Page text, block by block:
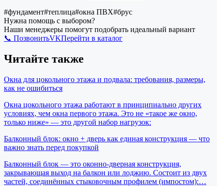
#фундамент#теплица#окна ПВХ#брус
Нужна помощь с выбором?
Наши менеджеры помогут подобрать идеальный вариант
📞 ПозвонитьVKПерейти в каталог
Читайте также
Окна для цокольного этажа и подвала: требования, размеры,
как не ошибиться
Окна цокольного этажа работают в принципиально других
условиях, чем окна первого этажа. Это не «такое же окно,
только ниже» — это другой набор нагрузок:
Балконный блок: окно + дверь как единая конструкция — что
важно знать перед покупкой
Балконный блок — это оконно-дверная конструкция,
закрывающая выход на балкон или лоджию. Состоит из двух
частей, соединённых стыковочным профилем (импостом):…